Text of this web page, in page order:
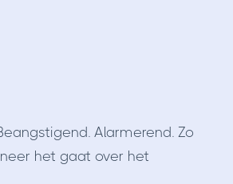
Alarmerend. Zo
het gaat over het